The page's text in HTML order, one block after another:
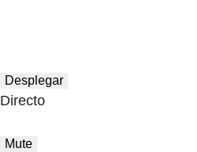
Desplegar
Directo
Mute